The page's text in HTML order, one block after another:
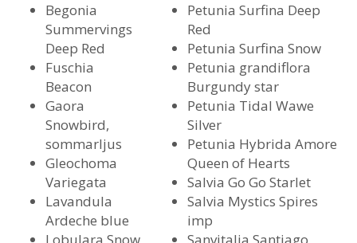
Begonia
Summervings
Deep Red
Fuschia
Beacon
Gaora
Snowbird,
sommarljus
Gleochoma
Variegata
Lavandula
Ardeche blue
Petunia Surfina Deep
Red
Petunia Surfina Snow
Petunia grandiflora
Burgundy star
Petunia Tidal Wawe
Silver
Petunia Hybrida Amore
Queen of Hearts
Salvia Go Go Starlet
Salvia Mystics Spires
imp